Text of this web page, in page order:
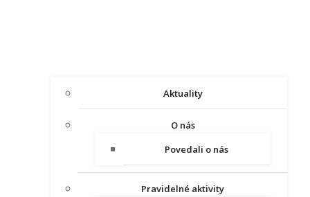
Aktuality
O nás
Povedali o nás
Pravidelné aktivity